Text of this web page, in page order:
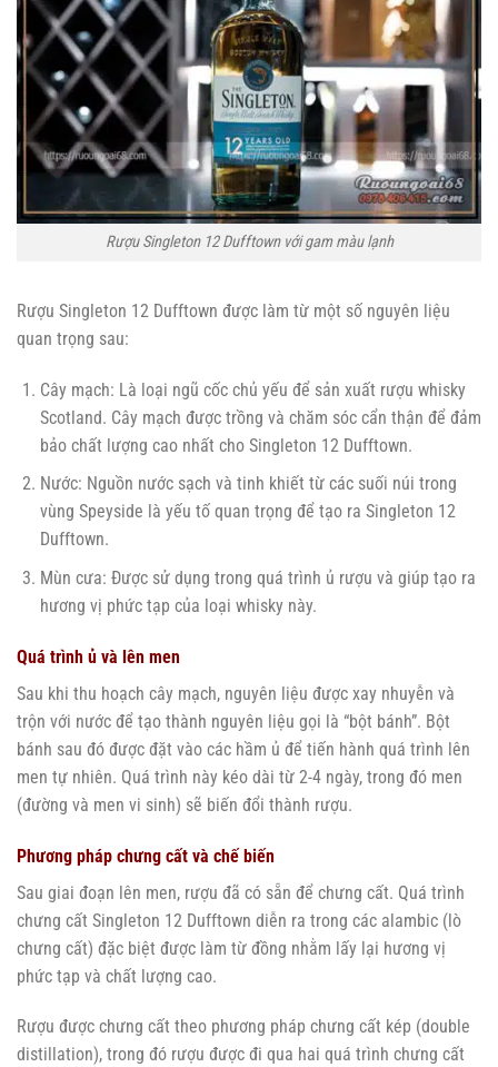
Rượu Singleton 12 Dufftown với gam màu lạnh
Rượu Singleton 12 Dufftown được làm từ một số nguyên liệu
quan trọng sau:
Cây mạch: Là loại ngũ cốc chủ yếu để sản xuất rượu whisky
Scotland. Cây mạch được trồng và chăm sóc cẩn thận để đảm
bảo chất lượng cao nhất cho Singleton 12 Dufftown.
Nước: Nguồn nước sạch và tinh khiết từ các suối núi trong
vùng Speyside là yếu tố quan trọng để tạo ra Singleton 12
Dufftown.
Mùn cưa: Được sử dụng trong quá trình ủ rượu và giúp tạo ra
hương vị phức tạp của loại whisky này.
Quá trình ủ và lên men
Sau khi thu hoạch cây mạch, nguyên liệu được xay nhuyễn và
trộn với nước để tạo thành nguyên liệu gọi là “bột bánh”. Bột
bánh sau đó được đặt vào các hầm ủ để tiến hành quá trình lên
men tự nhiên. Quá trình này kéo dài từ 2-4 ngày, trong đó men
(đường và men vi sinh) sẽ biến đổi thành rượu.
Phương pháp chưng cất và chế biến
Sau giai đoạn lên men, rượu đã có sẵn để chưng cất. Quá trình
chưng cất Singleton 12 Dufftown diễn ra trong các alambic (lò
chưng cất) đặc biệt được làm từ đồng nhằm lấy lại hương vị
phức tạp và chất lượng cao.
Rượu được chưng cất theo phương pháp chưng cất kép (double
distillation), trong đó rượu được đi qua hai quá trình chưng cất